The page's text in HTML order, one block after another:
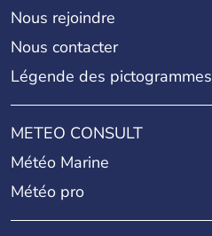
Nous rejoindre
Nous contacter
Légende des pictogrammes
METEO CONSULT
Météo Marine
Météo pro